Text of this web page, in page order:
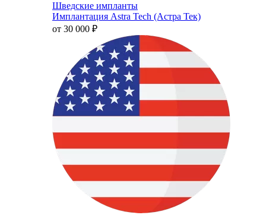
Шведские импланты
Имплантация Astra Tech (Астра Тек)
от 30 000 ₽